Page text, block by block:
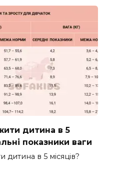
дитина в 5
показники ваги
дитина в 5 місяців?